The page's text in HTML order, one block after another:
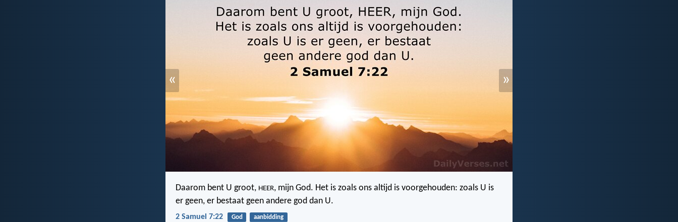
« »
Daarom bent U groot, HEER, mijn God. Het is zoals ons altijd is voorgehouden: zoals U is
er geen, er bestaat geen andere god dan U.
2 Samuel 7:22 God aanbidding